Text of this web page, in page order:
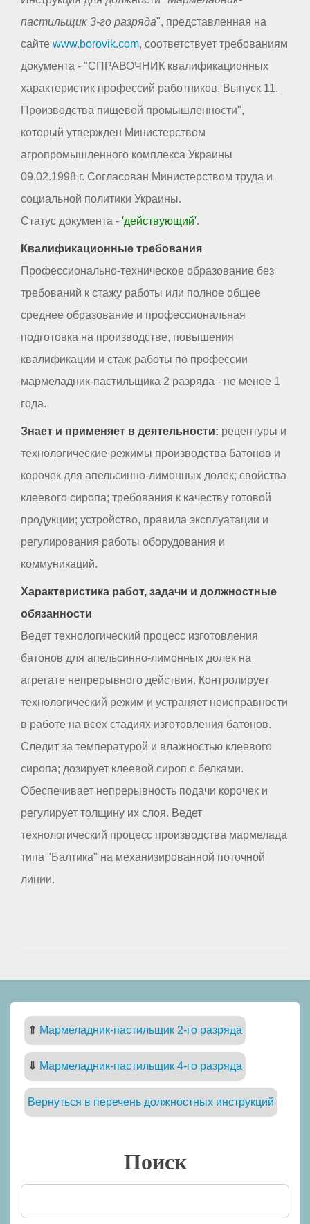
пастильщик 3-го разряда", представленная на
сайте www.borovik.com, соответствует требованиям
документа - "СПРАВОЧНИК квалификационных
характеристик профессий работников. Выпуск 11.
Производства пищевой промышленности",
который утвержден Министерством
агропромышленного комплекса Украины
09.02.1998 г. Согласован Министерством труда и
социальной политики Украины.
Статус документа - 'действующий'.
Квалификационные требования
Профессионально-техническое образование без
требований к стажу работы или полное общее
среднее образование и профессиональная
подготовка на производстве, повышения
квалификации и стаж работы по профессии
мармеладник-пастильщика 2 разряда - не менее 1
года.
Знает и применяет в деятельности: рецептуры и
технологические режимы производства батонов и
корочек для апельсинно-лимонных долек; свойства
клеевого сиропа; требования к качеству готовой
продукции; устройство, правила эксплуатации и
регулирования работы оборудования и
коммуникаций.
Характеристика работ, задачи и должностные
обязанности
Ведет технологический процесс изготовления
батонов для апельсинно-лимонных долек на
агрегате непрерывного действия. Контролирует
технологический режим и устраняет неисправности
в работе на всех стадиях изготовления батонов.
Следит за температурой и влажностью клеевого
сиропа; дозирует клеевой сироп с белками.
Обеспечивает непрерывность подачи корочек и
регулирует толщину их слоя. Ведет
технологический процесс производства мармелада
типа "Балтика" на механизированной поточной
линии.
⇑ Мармеладник-пастильщик 2-го разряда
⇓ Мармеладник-пастильщик 4-го разряда
Вернуться в перечень должностных инструкций
Поиск